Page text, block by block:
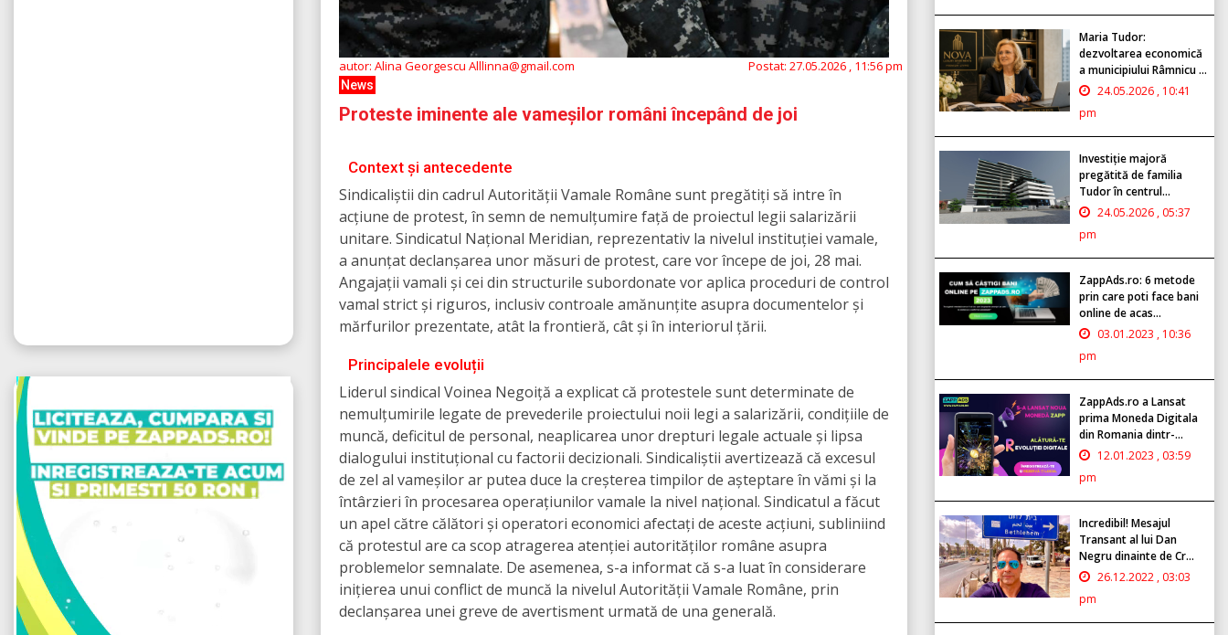
autor: Alina Georgescu Alllinna@gmail.com Postat: 27.05.2026 , 11:56 pm
News
Proteste iminente ale vameșilor români începând de joi
Context și antecedente
Sindicaliștii din cadrul Autorității Vamale Române sunt pregătiți să intre în
acțiune de protest, în semn de nemulțumire față de proiectul legii salarizării
unitare. Sindicatul Național Meridian, reprezentativ la nivelul instituției vamale,
a anunțat declanșarea unor măsuri de protest, care vor începe de joi, 28 mai.
Angajații vamali și cei din structurile subordonate vor aplica proceduri de control
vamal strict și riguros, inclusiv controale amănunțite asupra documentelor și
mărfurilor prezentate, atât la frontieră, cât și în interiorul țării.
Principalele evoluții
Liderul sindical Voinea Negoiță a explicat că protestele sunt determinate de
nemulțumirile legate de prevederile proiectului noii legi a salarizării, condițiile de
muncă, deficitul de personal, neaplicarea unor drepturi legale actuale și lipsa
dialogului instituțional cu factorii decizionali. Sindicaliștii avertizează că excesul
de zel al vameșilor ar putea duce la creșterea timpilor de așteptare în vămi și la
întârzieri în procesarea operațiunilor vamale la nivel național. Sindicatul a făcut
un apel către călători și operatori economici afectați de aceste acțiuni, subliniind
că protestul are ca scop atragerea atenției autorităților române asupra
problemelor semnalate. De asemenea, s-a informat că s-a luat în considerare
inițierea unui conflict de muncă la nivelul Autorității Vamale Române, prin
declanșarea unei greve de avertisment urmată de una generală.
Maria Tudor:
dezvoltarea economică
a municipiului Râmnicu ...
24.05.2026 , 10:41
pm
Investiție majoră
pregătită de familia
Tudor în centrul...
24.05.2026 , 05:37
pm
ZappAds.ro: 6 metode
prin care poti face bani
online de acas...
03.01.2023 , 10:36
pm
ZappAds.ro a Lansat
prima Moneda Digitala
din Romania dintr-...
12.01.2023 , 03:59
pm
Incredibil! Mesajul
Transant al lui Dan
Negru dinainte de Cr...
26.12.2022 , 03:03
pm